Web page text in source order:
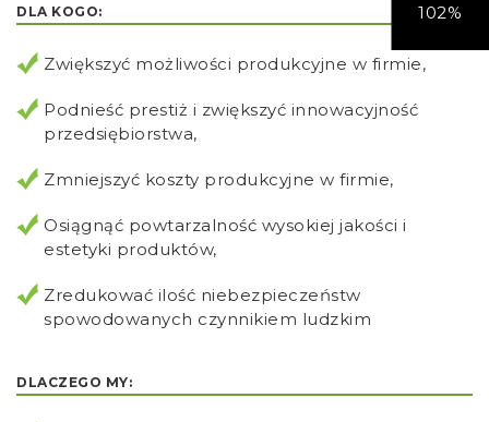
DLA KOGO:
Zwiększyć możliwości produkcyjne w firmie,
Podnieść prestiż i zwiększyć innowacyjność
przedsiębiorstwa,
Zmniejszyć koszty produkcyjne w firmie,
Osiągnąć powtarzalność wysokiej jakości i
estetyki produktów,
Zredukować ilość niebezpieczeństw
spowodowanych czynnikiem ludzkim
DLACZEGO MY:
102%